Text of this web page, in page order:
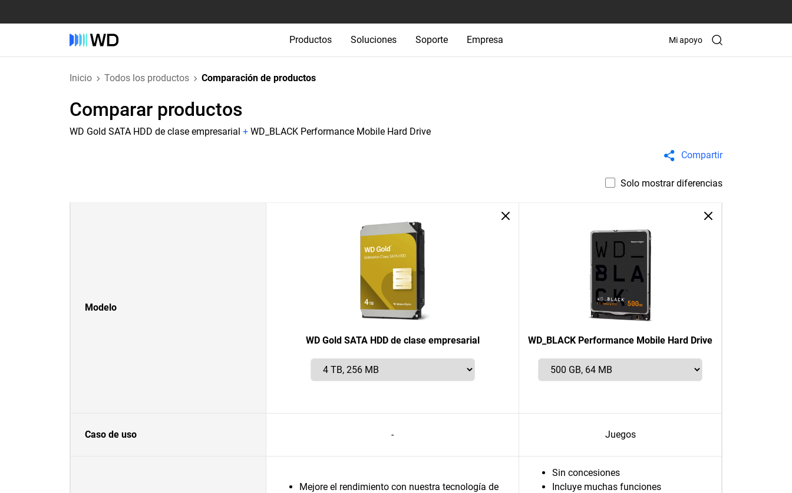
Productos Soluciones Soporte Empresa Mi apoyo
Inicio Todos los productos Comparación de productos
Comparar productos
WD Gold SATA HDD de clase empresarial + WD_BLACK Performance Mobile Hard Drive
Compartir
Solo mostrar diferencias
Modelo
WD Gold SATA HDD de clase empresarial WD_BLACK Performance Mobile Hard Drive
Caso de uso - Juegos
Mejore el rendimiento con nuestra tecnología de
Sin concesiones
Incluye muchas funciones